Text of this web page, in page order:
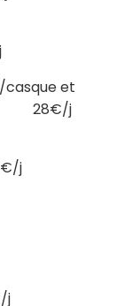
casque et
j
58 / LX4
E 835